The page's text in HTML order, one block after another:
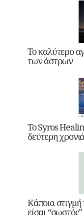
Το καλύτερο
των άστρων
Το Syros
δεύτερη
Κάποια
είσαι “σωστός”